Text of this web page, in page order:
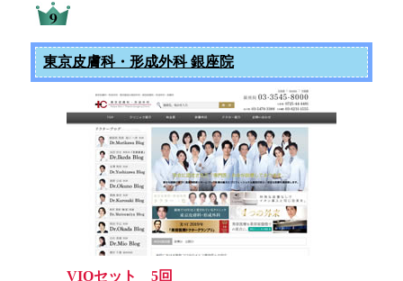
東京皮膚科・形成外科 銀座院
VIOセット 5回